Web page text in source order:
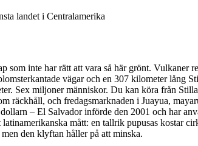
landet i Centralamerika
som inte har rätt att vara så här grönt.
vägar och en 307 kilometer lång
Sex miljoner människor. Du kan köra från
räckhåll, och fredagsmarknaden i Juayua,
– El Salvador införde den 2001 och har
mått: en tallrik pupusas kostar
den klyftan håller på att minska.